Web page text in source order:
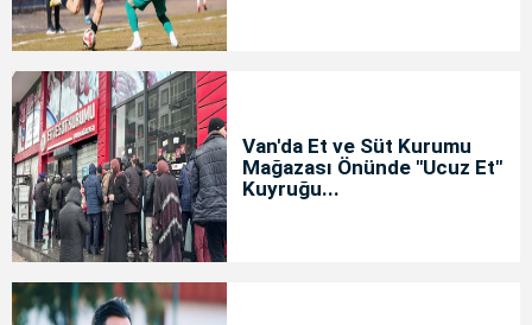
Van'da Et ve Süt Kurumu
Mağazası Önünde "Ucuz Et"
Kuyruğu...